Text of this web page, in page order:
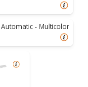
- Multicolor